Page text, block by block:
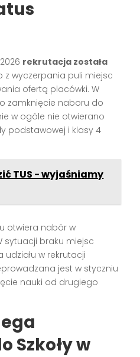
rekrutacja została
z wyczerpania puli miejsc
ofertą placówki. W
zamknięcie naboru do
w ogóle nie otwierano
podstawowej i klasy 4
TUS - wyjaśniamy
otwiera nabór w
sytuacji braku miejsc
w rekrutacji
jest w styczniu
nauki od drugiego
Szkoły w